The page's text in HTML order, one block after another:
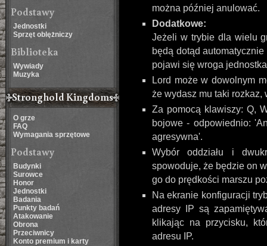
Podstawy
Jednostki
Sprzęt oblężniczy
Biblioteka
Wywiady
Muzyka
Stronghold Kingdoms
O grze
FAQ
Wymagania sprzętowe
Podstawy
Budynki
Surowce
Honor
Jednostki
Badania
Punkty badań
Atakowanie
Obrona
Przeciwnicy
Konto premium i karty
można później anulować.
Dodatkowe:
Jeżeli w trybie dla wielu
będą dotąd
pojawi się wroga
Lord może w dowolnym
że wydasz mu taki
Za pomocą klawiszy: Q,
bojowe - odpowiednio:
agresywna'.
Wybór oddziału i
spowoduje, że będzie on
go do prędkości marszu
Na ekranie konfiguracji
adresy IP są
klikając na przycisku,
adresu IP.